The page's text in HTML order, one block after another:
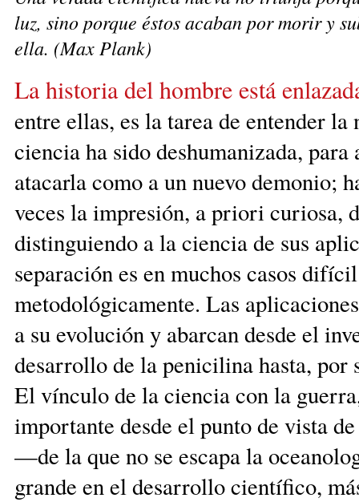
luz, sino porque éstos acaban por morir y
ella. (Max Plank)
La historia del hombre está
entre ellas, es la tarea de entender
ciencia ha sido deshumanizada,
atacarla como a un nuevo demonio;
veces la impresión, a priori curiosa,
distinguiendo a la ciencia de sus
separación es en muchos casos
metodológicamente. Las
a su evolución y abarcan desde el
desarrollo de la penicilina hasta, por
El vínculo de la ciencia con la
importante desde el punto de vista
—de la que no se escapa la
grande en el desarrollo científico,